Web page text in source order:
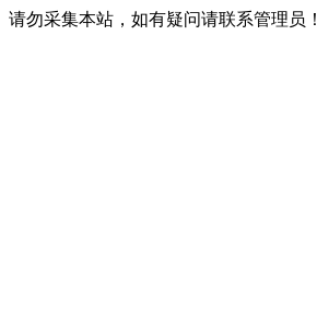
请勿采集本站，如有疑问请联系管理员！